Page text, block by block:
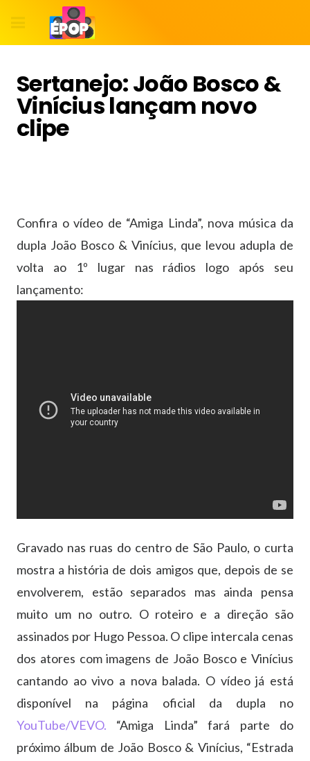
Sertanejo: João Bosco &
Vinícius lançam novo
clipe
Confira o vídeo de “Amiga Linda”, nova música da
dupla João Bosco & Vinícius, que levou adupla de
volta ao 1º lugar nas rádios logo após seu
lançamento:
Gravado nas ruas do centro de São Paulo, o curta
mostra a história de dois amigos que, depois de se
envolverem, estão separados mas ainda pensa
muito um no outro. O roteiro e a direção são
assinados por Hugo Pessoa. O clipe intercala cenas
dos atores com imagens de João Bosco e Vinícius
cantando ao vivo a nova balada. O vídeo já está
disponível na página oficial da dupla no
YouTube/VEVO. “Amiga Linda” fará parte do
próximo álbum de João Bosco & Vinícius, “Estrada